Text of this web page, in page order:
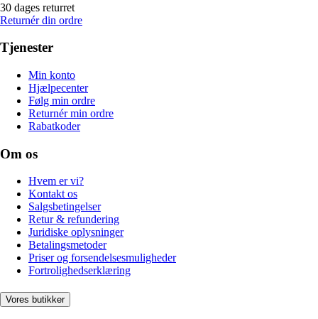
30 dages returret
Returnér din ordre
Tjenester
Min konto
Hjælpecenter
Følg min ordre
Returnér min ordre
Rabatkoder
Om os
Hvem er vi?
Kontakt os
Salgsbetingelser
Retur & refundering
Juridiske oplysninger
Betalingsmetoder
Priser og forsendelsesmuligheder
Fortrolighedserklæring
Vores butikker